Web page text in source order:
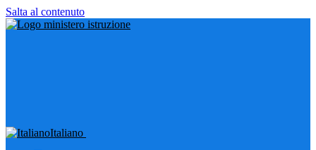
Salta al contenuto
Italiano